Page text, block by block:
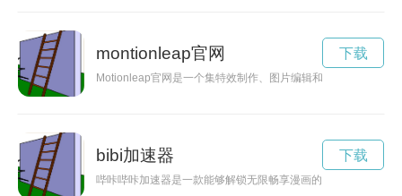
montionleap官网
Motionleap官网是一个集特效制作、图片编辑和创意工具于一
下载
bibi加速器
哔咔哔咔加速器是一款能够解锁无限畅享漫画的加速器，让你
下载